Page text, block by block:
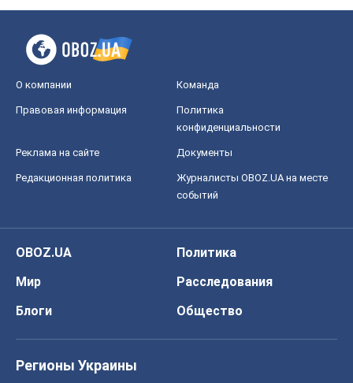
О компании Команда
Правовая информация
Политика
конфиденциальности
Реклама на сайте Документы
Редакционная политика
Журналисты OBOZ.UA на месте
событий
OBOZ.UA
Политика
Мир
Расследования
Блоги
Общество
Регионы Украины